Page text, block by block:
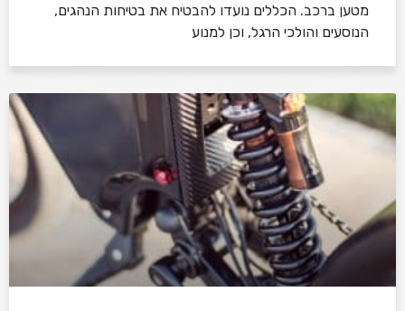
מטען ברכב. הכללים נועדו להבטיח את בטיחות הנהגים,
הנוסעים והולכי הרגל, וכן למנוע